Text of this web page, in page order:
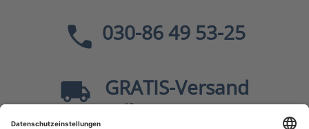
030-86 49 53-25
GRATIS-Versand
40